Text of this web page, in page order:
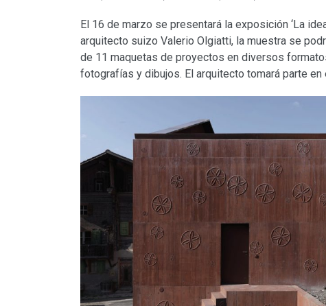
El 16 de marzo se presentará la exposición ‘La
arquitecto suizo Valerio Olgiatti, la muestra se
de 11 maquetas de proyectos en diversos
fotografías y dibujos. El arquitecto tomará parte